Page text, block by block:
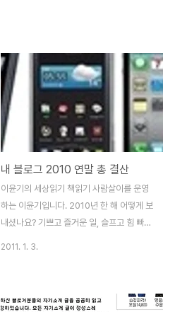
내 블로그 2010 연말 총 결산
이윤기의 세상읽기 책읽기 사람살이를 운영
하는 이윤기입니다. 2010년 한 해 어떻게 보
내셨나요? 기쁘고 즐거운 일, 슬프고 힘 빠지
활동을 마무리하면서, 저의 블로그 활동을 결
2011. 1. 3.